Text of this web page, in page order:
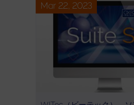
Mar 22, 2023